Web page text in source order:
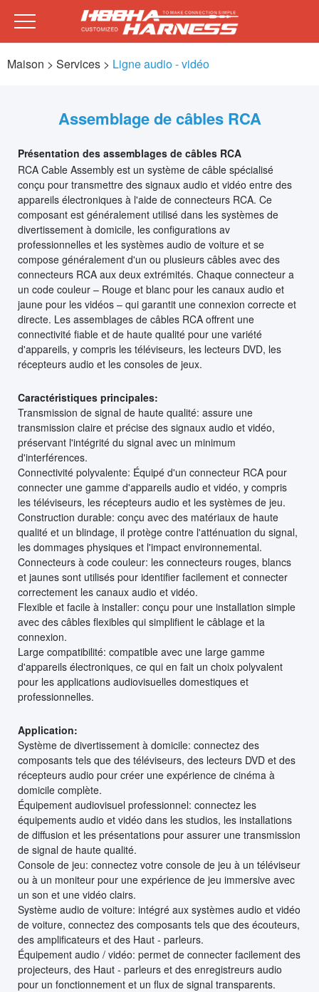
Maison > Services > Ligne audio - vidéo
Assemblage de câbles RCA
Présentation des assemblages de câbles RCA
RCA Cable Assembly est un système de câble spécialisé
conçu pour transmettre des signaux audio et vidéo entre des
appareils électroniques à l'aide de connecteurs RCA. Ce
composant est généralement utilisé dans les systèmes de
divertissement à domicile, les configurations av
professionnelles et les systèmes audio de voiture et se
compose généralement d'un ou plusieurs câbles avec des
connecteurs RCA aux deux extrémités. Chaque connecteur a
un code couleur – Rouge et blanc pour les canaux audio et
jaune pour les vidéos – qui garantit une connexion correcte et
directe. Les assemblages de câbles RCA offrent une
connectivité fiable et de haute qualité pour une variété
d'appareils, y compris les téléviseurs, les lecteurs DVD, les
récepteurs audio et les consoles de jeux.
Caractéristiques principales:
Transmission de signal de haute qualité: assure une
transmission claire et précise des signaux audio et vidéo,
préservant l'intégrité du signal avec un minimum
d'interférences.
Connectivité polyvalente: Équipé d'un connecteur RCA pour
connecter une gamme d'appareils audio et vidéo, y compris
les téléviseurs, les récepteurs audio et les systèmes de jeu.
Construction durable: conçu avec des matériaux de haute
qualité et un blindage, il protège contre l'atténuation du signal,
les dommages physiques et l'impact environnemental.
Connecteurs à code couleur: les connecteurs rouges, blancs
et jaunes sont utilisés pour identifier facilement et connecter
correctement les canaux audio et vidéo.
Flexible et facile à installer: conçu pour une installation simple
avec des câbles flexibles qui simplifient le câblage et la
connexion.
Large compatibilité: compatible avec une large gamme
d'appareils électroniques, ce qui en fait un choix polyvalent
pour les applications audiovisuelles domestiques et
professionnelles.
Application:
Système de divertissement à domicile: connectez des
composants tels que des téléviseurs, des lecteurs DVD et des
récepteurs audio pour créer une expérience de cinéma à
domicile complète.
Équipement audiovisuel professionnel: connectez les
équipements audio et vidéo dans les studios, les installations
de diffusion et les présentations pour assurer une transmission
de signal de haute qualité.
Console de jeu: connectez votre console de jeu à un téléviseur
ou à un moniteur pour une expérience de jeu immersive avec
un son et une vidéo clairs.
Système audio de voiture: intégré aux systèmes audio et vidéo
de voiture, connectez des composants tels que des écouteurs,
des amplificateurs et des Haut - parleurs.
Équipement audio / vidéo: permet de connecter facilement des
projecteurs, des Haut - parleurs et des enregistreurs audio
pour un fonctionnement et un flux de signal transparents.